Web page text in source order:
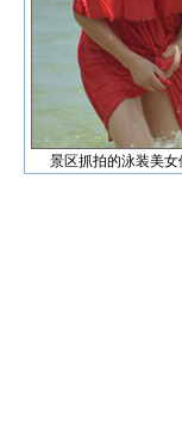
景区抓拍的泳装美女